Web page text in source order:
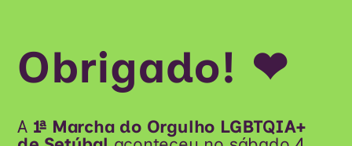
Obrigado! ❤
A 1ª Marcha do Orgulho LGBTQIA+